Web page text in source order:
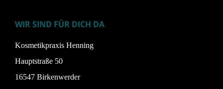
WIR SIND FÜR DICH DA
Kosmetikpraxis Henning
Hauptstraße 50
16547 Birkenwerder